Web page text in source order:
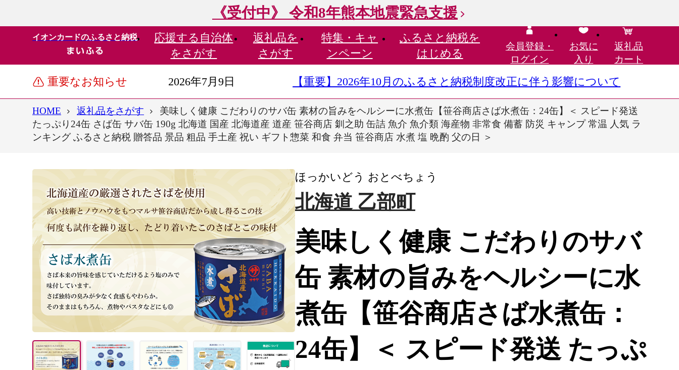
《受付中》 令和8年熊本地震緊急支援
イオンカードのふるさと納税 応援する 自治体
をさがす
返礼品を
さがす
特集・ キャ
ンペーン
ふるさと納税を
はじめる
会員登録・
ログイン
お気に
入り
返礼品
カート
重要なお知らせ 2026年7月9日 【重要】2026年10月のふるさと納税制度改正に伴う影響について
HOME 返礼品をさがす
美味しく健康 こだわりのサバ缶 素材の旨みをヘルシーに水煮缶【笹谷商店さば水煮缶：24缶】＜ スピード発送
たっぷり24缶 さば缶 サバ缶 190g 北海道 国産 北海道産 道産 笹谷商店 釧之助 缶詰 魚介 魚介類 海産物 非常食 備蓄 防災 キャンプ 常温 人気 ラ
ンキング ふるさと納税 贈答品 景品 粗品 手土産 祝い ギフト惣菜 和食 弁当 笹谷商店 水煮 塩 晩酌 父の日 ＞
ほっかいどう おとべちょう
北海道 乙部町
美味しく健康 こだわりのサバ
缶 素材の旨みをヘルシーに水
煮缶【笹谷商店さば水煮缶：
24缶】＜ スピード発送 たっぷ